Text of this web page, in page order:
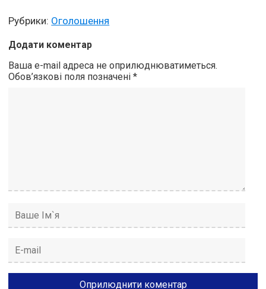
Рубрики: Оголошення
Додати коментар
Ваша e-mail адреса не оприлюднюватиметься.
Обов’язкові поля позначені*